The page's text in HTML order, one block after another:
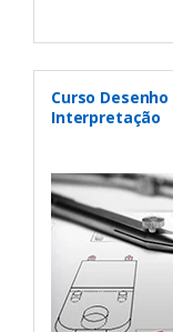
Curso
Interpretação